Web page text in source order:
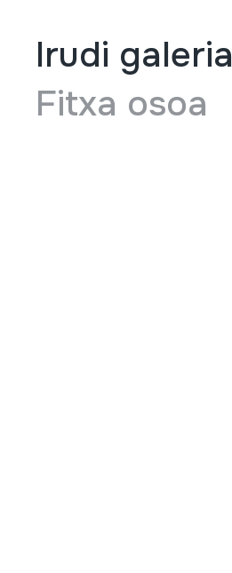
Irudi galeria
Fitxa osoa